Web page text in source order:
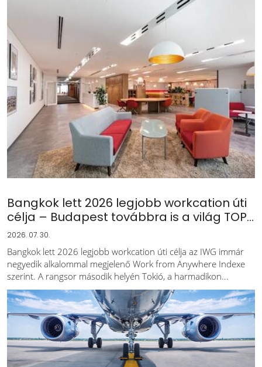
Bangkok lett 2026 legjobb workcation úti
célja – Budapest továbbra is a világ TOP...
2026. 07. 30.
Bangkok lett 2026 legjobb workcation úti célja az IWG immár
negyedik alkalommal megjelenő Work from Anywhere Indexe
szerint. A rangsor második helyén Tokió, a harmadikon...